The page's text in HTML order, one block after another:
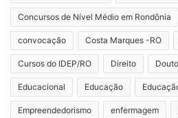
Concursos de Nível Médio em Rondônia
convocação Costa Marques -RO
Cursos do IDEP/RO Direito
Educacional Educação
Empreendedorismo enfermagem